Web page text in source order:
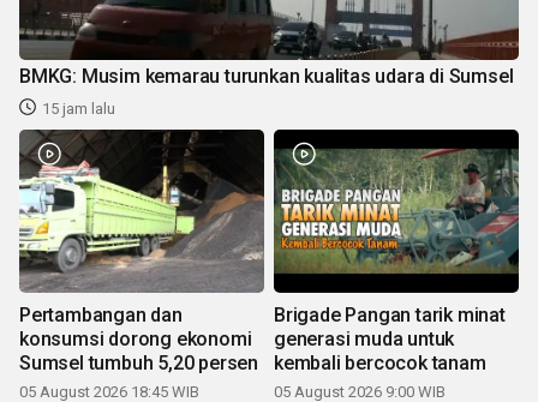
BMKG: Musim kemarau turunkan kualitas udara di Sumsel
15 jam lalu
Pertambangan dan
konsumsi dorong ekonomi
Sumsel tumbuh 5,20 persen
05 August 2026 18:45 WIB
Brigade Pangan tarik minat
generasi muda untuk
kembali bercocok tanam
05 August 2026 9:00 WIB